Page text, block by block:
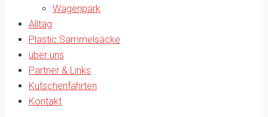
Wagenpark
Alltag
Plastic Sammelsäcke
über uns
Partner & Links
Kutschenfahrten
Kontakt